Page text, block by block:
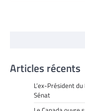
Articles récents
L’ex-Président
Sénat